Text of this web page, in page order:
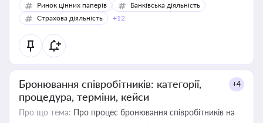
Ринок цінних паперів
Банківська діяльність
Страхова діяльність
+12
Бронювання співробітників: категорії,
процедура, терміни, кейси
+4
Про що тема: Про процес бронювання співробітників на